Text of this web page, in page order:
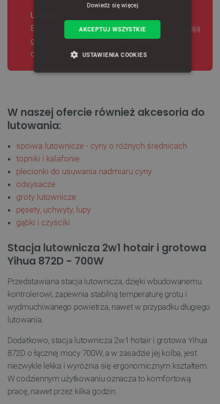
Uwaga
Elementy grzewcze (grzałki) i groty nie podlegają
gwarancji ani rękojmi i ich wymiana jest
odpłatna.
W naszej ofercie również akcesoria do
lutowania:
spoiwa lutownicze - cyny o różnych średnicach
topniki i kalafonie
plecionki do usuwania nadmiaru cyny
odsysacze
groty lutownicze
pęsety, uchwyty, lupy
gąbki i czyściki
Stacja lutownicza 2w1 hotair i grotowa
Yihua 872D - 700W
Przedstawiana stacja lutownicza, dzięki wbudowanemu
kontrolerowi, zapewnia stabilną temperaturę grotu i
wydmuchiwanego powietrza, nawet w przypadku długiego
lutowania.
Dodatkowo, stacja lutownicza 2w1 hotair i grotowa Yihua
872D o łącznej mocy 700W, a w zasadzie jej kolba, jest
niezwykle lekka i wyróżnia się ergonomicznym kształtem.
W codziennym użytkowaniu oznacza to komfortową
pracę, nawet przez kilka godzin.
Dowiedz się więcej
AKCEPTUJ WSZYSTKIE
USTAWIENIA COOKIES
Niezbędne Wydajność Targetowanie
Niezbędne pliki cookie umożliwiają korzystanie z
podstawowych funkcji strony internetowej, takich
Bez niezbędnych plików cookie nie można
Nazwa
Provider /
_lb .botland.com.pl